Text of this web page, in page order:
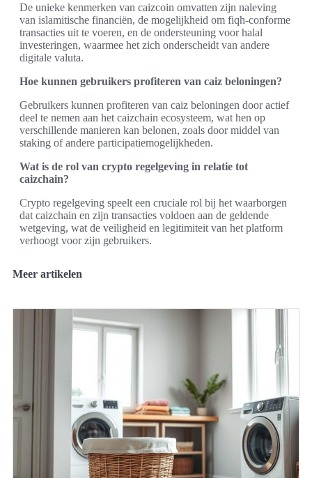
De unieke kenmerken van caizcoin omvatten zijn naleving
van islamitische financiën, de mogelijkheid om fiqh-conforme
transacties uit te voeren, en de ondersteuning voor halal
investeringen, waarmee het zich onderscheidt van andere
digitale valuta.
Hoe kunnen gebruikers profiteren van caiz beloningen?
Gebruikers kunnen profiteren van caiz beloningen door actief
deel te nemen aan het caizchain ecosysteem, wat hen op
verschillende manieren kan belonen, zoals door middel van
staking of andere participatiemogelijkheden.
Wat is de rol van crypto regelgeving in relatie tot
caizchain?
Crypto regelgeving speelt een cruciale rol bij het waarborgen
dat caizchain en zijn transacties voldoen aan de geldende
wetgeving, wat de veiligheid en legitimiteit van het platform
verhoogt voor zijn gebruikers.
Meer artikelen